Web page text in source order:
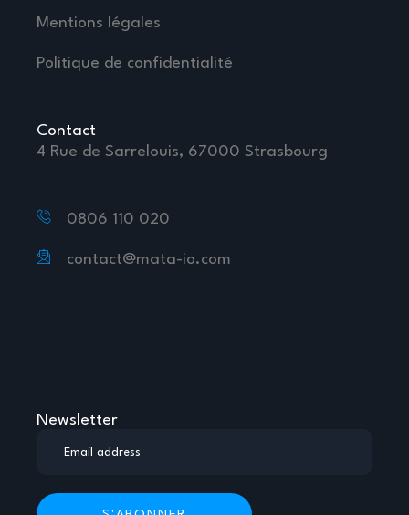
Mentions légales
Politique de confidentialité
Contact
4 Rue de Sarrelouis, 67000 Strasbourg
0806 110 020
contact@mata-io.com
Newsletter